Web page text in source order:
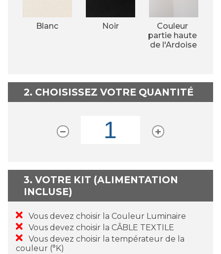
Blanc Noir
Couleur
partie haute
de l'Ardoise
2. CHOISISSEZ VOTRE QUANTITÉ
3. VOTRE KIT (ALIMENTATION
INCLUSE)
Vous devez choisir la Couleur Luminaire
Vous devez choisir la CÂBLE TEXTILE
Vous devez choisir la températeur de la
couleur (°K)